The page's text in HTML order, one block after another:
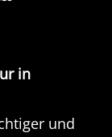
in
und